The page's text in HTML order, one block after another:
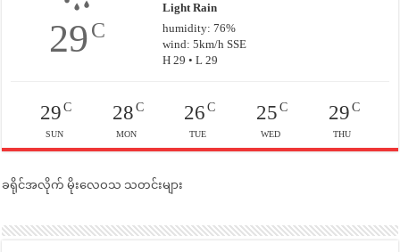
29C
Light Rain
humidity: 76%
wind: 5km/h SSE
H 29 • L 29
29C
SUN
28C
MON
26 C
TUE
25C
WED
29C
THU
ခရိုင်အလိုက် မိုးလေဝသ သတင်းများ